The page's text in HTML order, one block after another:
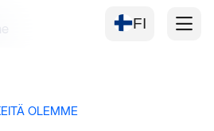
FI
OLEMME